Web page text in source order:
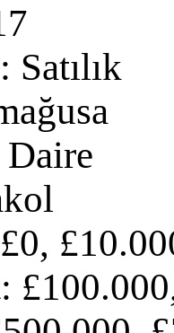
Satılık
Daire
£0,